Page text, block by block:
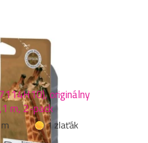
originálny
m, 2-pack
1 zlaťák